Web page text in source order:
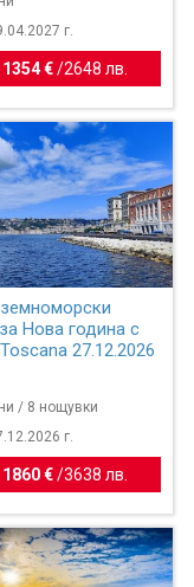
г.
1354 €/2648 лв.
Нова година с
27.12.2026
/ 8 нощувки
г.
1860 €/3638 лв.